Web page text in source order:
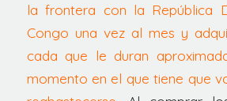
la frontera con la República
Congo una vez al mes y
cada que le duran
momento en el que tiene que